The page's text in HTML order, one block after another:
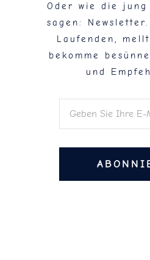
Oder wie die
sagen:
Laufenden,
bekomme
und